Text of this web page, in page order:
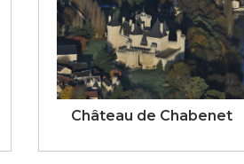
Château de Chabenet